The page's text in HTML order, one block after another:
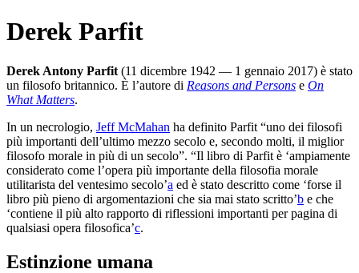
Derek Parfit
Derek Antony Parfit (11 dicembre 1942 — 1 gennaio 2017) è stato
un filosofo britannico. È l’autore di Reasons and Persons e On
What Matters.
In un necrologio, Jeff McMahan ha definito Parfit “uno dei filosofi
più importanti dell’ultimo mezzo secolo e, secondo molti, il miglior
filosofo morale in più di un secolo”. “Il libro di Parfit è ‘ampiamente
considerato come l’opera più importante della filosofia morale
utilitarista del ventesimo secolo’⁠a ed è stato descritto come ‘forse il
libro più pieno di argomentazioni che sia mai stato scritto’⁠b e che
‘contiene il più alto rapporto di riflessioni importanti per pagina di
qualsiasi opera filosofica’⁠c.
Estinzione umana